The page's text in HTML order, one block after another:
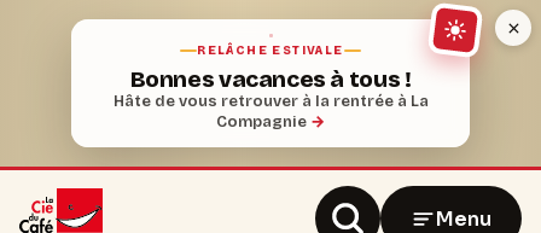
RELÂCHE ESTIVALE
Bonnes vacances à tous !
Hâte de vous retrouver à la rentrée à La
Compagnie →
Menu